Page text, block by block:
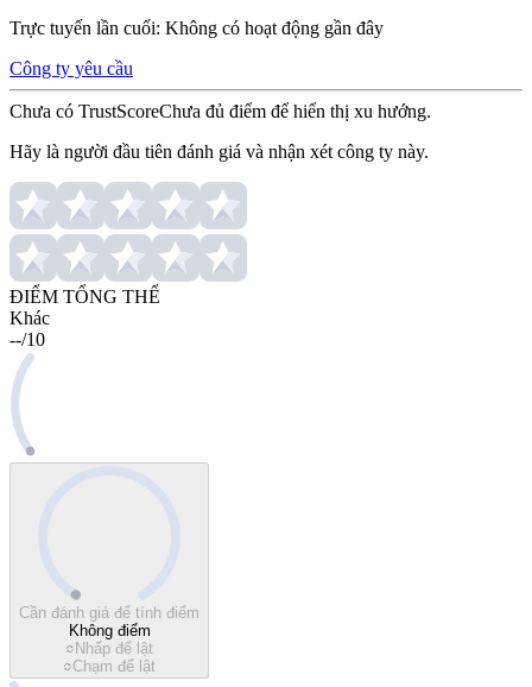
Trực tuyến lần cuối: Không có hoạt động gần đây
Công ty yêu cầu
Chưa có TrustScoreChưa đủ điểm để hiển thị xu hướng.
Hãy là người đầu tiên đánh giá và nhận xét công ty này.
ĐIỂM TỔNG THỂ
Khác
--/10
Cần đánh giá để tính điểm
Không điểm
Nhấp để lật
Chạm để lật